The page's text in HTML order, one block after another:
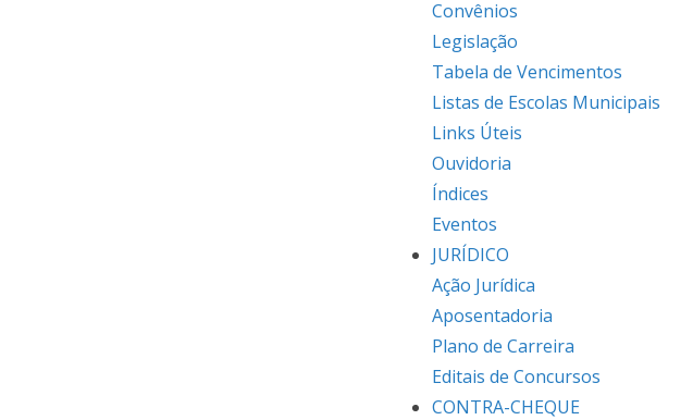
Convênios
Legislação
Tabela de Vencimentos
Listas de Escolas Municipais
Links Úteis
Ouvidoria
Índices
Eventos
JURÍDICO
Ação Jurídica
Aposentadoria
Plano de Carreira
Editais de Concursos
CONTRA-CHEQUE